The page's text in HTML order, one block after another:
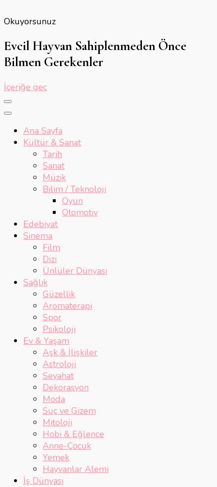
Okuyorsunuz
Evcil Hayvan Sahiplenmeden Önce
Bilmen Gerekenler
İçeriğe geç
Ana Sayfa
Kültür & Sanat
Tarih
Sanat
Müzik
Bilim / Teknoloji
Oyun
Otomotiv
Edebiyat
Sinema
Film
Dizi
Ünlüler Dünyası
Sağlık
Güzellik
Aromaterapi
Spor
Psikoloji
Ev & Yaşam
Aşk & İlişkiler
Astroloji
Seyahat
Dekorasyon
Moda
Suç ve Gizem
Mitoloji
Hobi & Eğlence
Anne-Çocuk
Yemek
Hayvanlar Alemi
İş Dünyası